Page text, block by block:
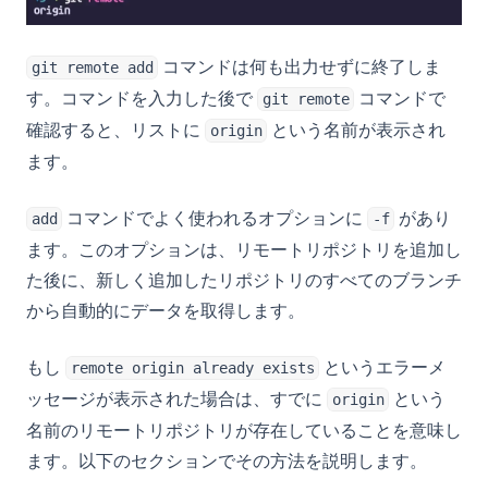
git remote add
コマンドは何も出力せずに終了しま
す。コマンドを入力した後で
git remote
コマンドで
確認すると、リストに
origin
という名前が表示され
ます。
add コマンドでよく使われるオプションに -f があり
ます。このオプションは、リモートリポジトリを追加し
た後に、新しく追加したリポジトリのすべてのブランチ
から自動的にデータを取得します。
もし remote origin already exists
というエラーメ
ッセージが表示された場合は、すでに
origin
という
名前のリモートリポジトリが存在していることを意味し
ます。以下のセクションでその方法を説明します。